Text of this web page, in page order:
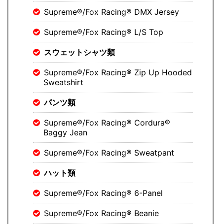
Supreme®/Fox Racing® DMX Jersey
Supreme®/Fox Racing® L/S Top
スウェットシャツ類
Supreme®/Fox Racing® Zip Up Hooded
Sweatshirt
パンツ類
Supreme®/Fox Racing® Cordura®
Baggy Jean
Supreme®/Fox Racing® Sweatpant
ハット類
Supreme®/Fox Racing® 6-Panel
Supreme®/Fox Racing® Beanie